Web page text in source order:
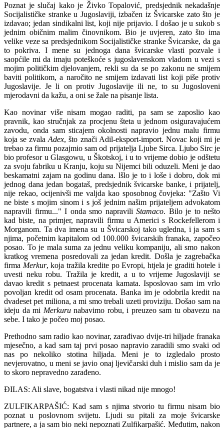
Poznat je slučaj kako je Živko Topalović, predsjednik nekadašnje
Socijalističke stranke u Jugoslaviji, izbačen iz Švicarske zato što je
izdavao; jedan sindikalni list, koji nije prijavio. I došao je u sukob s
jednim običnim malim činovnikom. Bio je uvjeren, zato što ima
velike veze sa predsjednikom Socijalističke stranke Švicarske, da ga
to pokriva. I mene su jednoga dana švicarske vlasti pozvale i
saopćile mi da imaju poteškoće s jugoslavenskom vladom u vezi s
mojim političkim djelovanjem, rekli su da se po zakonu ne smijem
baviti politikom, a naročito ne smijem izdavati list koji piše protiv
Jugoslavije. Je li on protiv Jugoslavije ili ne, to su Jugosloveni
mjerodavni da kažu, a oni se žale na pisanje lista.
Kao novinar više nisam mogao raditi, pa sam se zaposlio kao
pravnik, kao stručnjak za procjenu šteta u jednom osiguravajućem
zavodu, onda sam sticajem okolnosti napravio jednu malu firmu
koja se zvalaAdex, što znači Adil-eksport-import. Novac koji mi je
trebao za firmu pozajmio sam od prijatelja Ljube Sirca. Ljubo Sirc je
bio profesor u Glasgowu, u Škotskoj, i u to vrijeme dobio je odštetu
za svoju fabriku u Kranju, koju su Nijemci bili oduzeli. Meni je dao
beskamatni zajam na godinu dana. lšlo je to i loše i dobro, dok mi
jednog dana jedan bogataš, predsjednik švicarske banke, i prijatelj,
nije rekao, ocijenivši me valjda kao sposobnog čovjeka: "Zašto Vi
ne biste s mojim sinom i s još jednim našim prijateljem advokatom
napravili firmu..." I onda smo napravili Stamaco. Bilo je to nešto
kad biste, na primjer, napravili firmu u Americi s Rockefellerom i
Morganom. Ta dva imena su u Švicarskoj tako ugledna, i ja sam s
njima, početnim kapitalom od 100.000 švicarskih franaka, započeo
posao. To je mala suma za jednu veliku kompaniju, ali smo nakon
kratkog vremena posredovali za jedan kredit. Došla je zagrebačka
firma Merkur, koja tražila kredite po Evropi, htjela je graditi hotele i
uvesti neku robu. Tražila je kredit, a u to vrijeme Jugoslaviji se
davao kredit s petnaest procenata kamata. Isposlovao sam im vrlo
povoljan kredit od osam procenata. Banka im je odobrila kredit na
dvadeset pet miliona, a mi smo trebali uzeti proviziju. Došao sam na
ideju da mi Merkurunabavimo robu, i preuzeo sam tu obavezu na
sebe. I tako je počeo moj posao.
Prethodno sam radio kao novinar, zarađivao dvije-tri hiljade franaka
mjesečno, a kad sam taj prvi posao napravio zaradili smo svaki od
nas po nekoliko stotina hiljada. Meni je to izgledalo prosto
nevjerovatno, u meni se javio onaj ljevičarski duh i mislio sam da je
to skoro nepravedno zarađeno.
ĐILAS: Ali slave, bogatstva i vlasti nikad nije mnogo!
ZULFIKARPAŠIĆ: Kad sam s njima stvorio tu firmu nisam bio
poznat u poslovnom svijetu. Ljudi su pitali za moje švicarske
partnere, a ja sam bio neki nepoznati Zulfikarpašić. Međutim, nakon